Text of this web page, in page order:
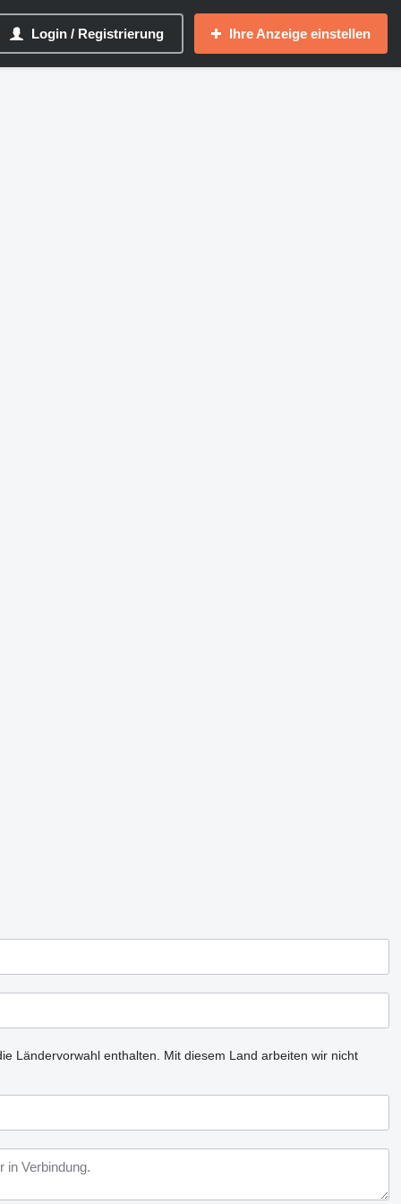
Login / Registrierung Ihre Anzeige einstellen
Ländervorwahl enthalten.
Mit diesem Land arbeiten wir nicht